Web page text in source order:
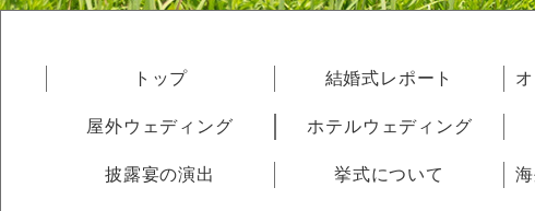
トップ 結婚式レポート
屋外ウェディング ホテルウェディング
披露宴の演出 挙式について